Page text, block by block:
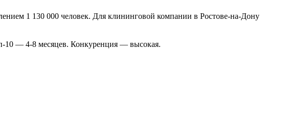
1 130 000 человек. Для клининговой компании в Ростове-на-Дону
10 — 4-8 месяцев. Конкуренция — высокая.